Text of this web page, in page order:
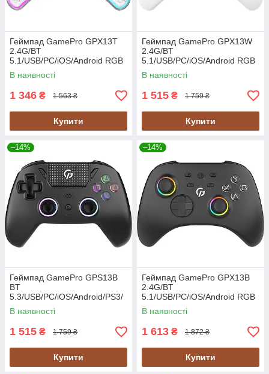
Геймпад GamePro GPX13T
2.4G/BT
5.1/USB/PC/iOS/Android RGB
Transparent (GPX13T) UA
В наявності
1 346 ₴ 1 563 ₴
Купити
Геймпад GamePro GPX13W
2.4G/BT
5.1/USB/PC/iOS/Android RGB
White (GPX13W) UA
В наявності
1 515 ₴ 1 759 ₴
Купити
–14%
Геймпад GamePro GPS13B
BT
5.3/USB/PC/iOS/Android/PS3/
PS4 RGB Black (GPS13B) UA
В наявності
1 515 ₴ 1 759 ₴
Купити
–14%
Геймпад GamePro GPX13B
2.4G/BT
5.1/USB/PC/iOS/Android RGB
Black (GPX13B) UA
В наявності
1 613 ₴ 1 872 ₴
Купити